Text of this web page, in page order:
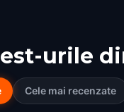
urile
Cele mai recenzate